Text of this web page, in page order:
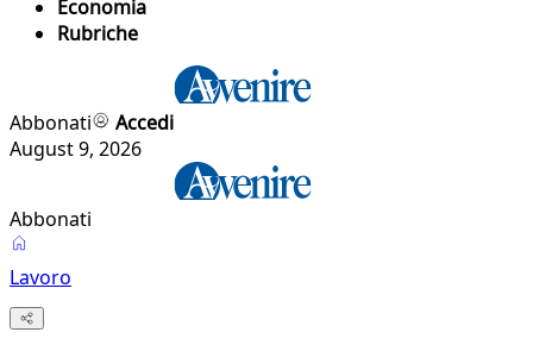
Economia
Rubriche
Abbonati
Accedi
August 9, 2026
Abbonati
Lavoro